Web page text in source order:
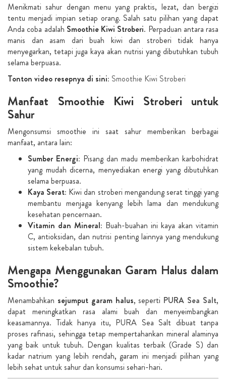
Menikmati sahur dengan menu yang praktis, lezat, dan bergizi
tentu menjadi impian setiap orang. Salah satu pilihan yang dapat
Anda coba adalah Smoothie Kiwi Stroberi. Perpaduan antara rasa
manis dan asam dari buah kiwi dan stroberi tidak hanya
menyegarkan, tetapi juga kaya akan nutrisi yang dibutuhkan tubuh
selama berpuasa.
Tonton video resepnya di sini: Smoothie Kiwi Stroberi
Manfaat Smoothie Kiwi Stroberi untuk
Sahur
Mengonsumsi smoothie ini saat sahur memberikan berbagai
manfaat, antara lain:
Sumber Energi: Pisang dan madu memberikan karbohidrat
yang mudah dicerna, menyediakan energi yang dibutuhkan
selama berpuasa.
Kaya Serat: Kiwi dan stroberi mengandung serat tinggi yang
membantu menjaga kenyang lebih lama dan mendukung
kesehatan pencernaan.
Vitamin dan Mineral: Buah-buahan ini kaya akan vitamin
C, antioksidan, dan nutrisi penting lainnya yang mendukung
sistem kekebalan tubuh.
Mengapa Menggunakan Garam Halus dalam
Smoothie?
Menambahkan sejumput garam halus, seperti PURA Sea Salt,
dapat meningkatkan rasa alami buah dan menyeimbangkan
keasamannya. Tidak hanya itu, PURA Sea Salt dibuat tanpa
proses rafinasi, sehingga tetap mempertahankan mineral alaminya
yang baik untuk tubuh. Dengan kualitas terbaik (Grade S) dan
kadar natrium yang lebih rendah, garam ini menjadi pilihan yang
lebih sehat untuk sahur dan konsumsi sehari-hari.